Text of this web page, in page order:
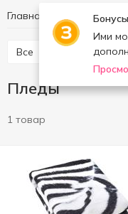
Ими
Главная Интерьер и
Все
Пледы
1 товар